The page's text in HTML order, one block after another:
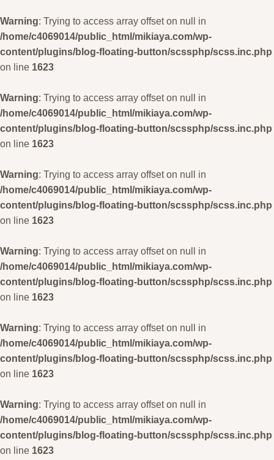
Warning: Trying to access array offset on null in
/home/c4069014/public_html/mikiaya.com/wp-
content/plugins/blog-floating-button/scssphp/scss.inc.php
on line 1623
Warning: Trying to access array offset on null in
/home/c4069014/public_html/mikiaya.com/wp-
content/plugins/blog-floating-button/scssphp/scss.inc.php
on line 1623
Warning: Trying to access array offset on null in
/home/c4069014/public_html/mikiaya.com/wp-
content/plugins/blog-floating-button/scssphp/scss.inc.php
on line 1623
Warning: Trying to access array offset on null in
/home/c4069014/public_html/mikiaya.com/wp-
content/plugins/blog-floating-button/scssphp/scss.inc.php
on line 1623
Warning: Trying to access array offset on null in
/home/c4069014/public_html/mikiaya.com/wp-
content/plugins/blog-floating-button/scssphp/scss.inc.php
on line 1623
Warning: Trying to access array offset on null in
/home/c4069014/public_html/mikiaya.com/wp-
content/plugins/blog-floating-button/scssphp/scss.inc.php
on line 1623